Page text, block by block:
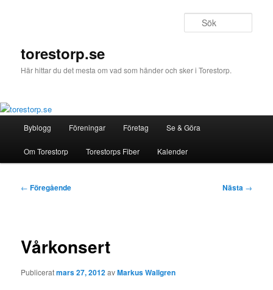
torestorp.se
Här hittar du det mesta om vad som händer och sker i Torestorp.
Byblogg Föreningar Företag Se & Göra
Om Torestorp Torestorps Fiber Kalender
Inläggsnavigering
← Föregående Nästa →
Vårkonsert
Publiceratmars 27, 2012avMarkus Wallgren